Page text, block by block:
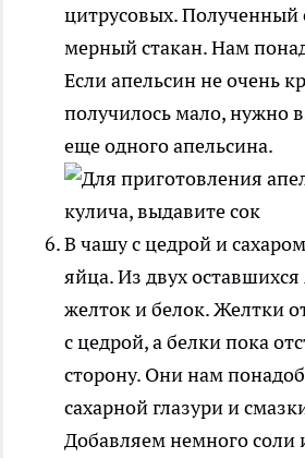
цитрусовых. Полученный
мерный стакан. Нам
Если апельсин не очень
получилось мало, нужно
еще одного апельсина.
В чашу с цедрой и
яйца. Из двух
желток и белок. Желтки
с цедрой, а белки пока
сторону. Они нам
сахарной глазури и
Добавляем немного соли